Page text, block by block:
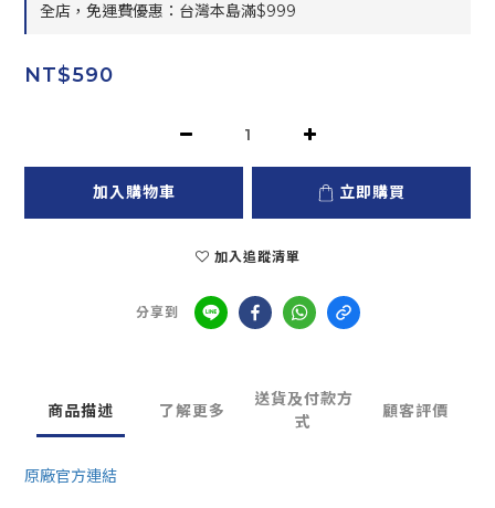
全店，免運費優惠：台灣本島滿$999
NT$590
加入購物車 立即購買
加入追蹤清單
分享到
商品描述 了解更多
送貨及付款方
式
顧客評價
原廠官方連結